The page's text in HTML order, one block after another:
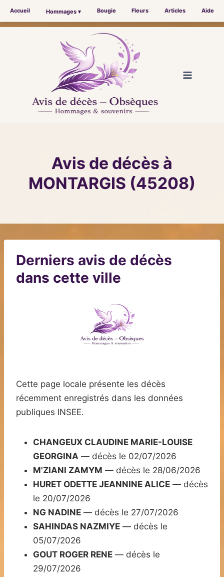
Accueil Hommages ▾ Bougie Fleurs Articles Aide
Avis de décès à
MONTARGIS (45208)
Derniers avis de décès
dans cette ville
Cette page locale présente les décès
récemment enregistrés dans les données
publiques INSEE.
CHANGEUX CLAUDINE MARIE-LOUISE
GEORGINA — décès le 02/07/2026
M'ZIANI ZAMYM — décès le 28/06/2026
HURET ODETTE JEANNINE ALICE — décès
le 20/07/2026
NG NADINE — décès le 27/07/2026
SAHINDAS NAZMIYE — décès le
05/07/2026
GOUT ROGER RENE — décès le
29/07/2026